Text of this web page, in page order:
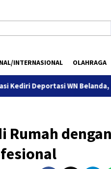
INTERNASIONAL OLAHRAGA
WN Belanda, Ini Alasannya
Rumah dengan